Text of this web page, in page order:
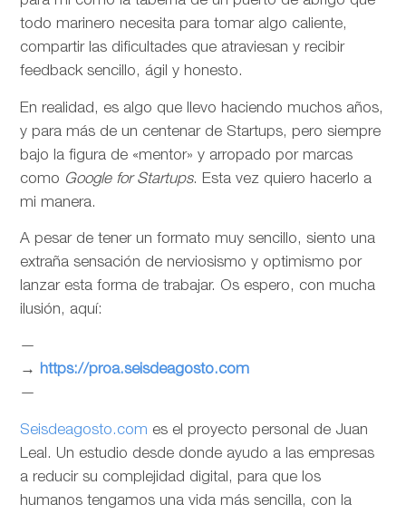
todo marinero necesita para tomar algo caliente,
compartir las dificultades que atraviesan y recibir
feedback sencillo, ágil y honesto.
En realidad, es algo que llevo haciendo muchos años,
y para más de un centenar de Startups, pero siempre
bajo la figura de «mentor» y arropado por marcas
como Google for Startups. Esta vez quiero hacerlo a
mi manera.
A pesar de tener un formato muy sencillo, siento una
extraña sensación de nerviosismo y optimismo por
lanzar esta forma de trabajar. Os espero, con mucha
ilusión, aquí:
—
→ https://proa.seisdeagosto.com
—
Seisdeagosto.com es el proyecto personal de Juan
Leal. Un estudio desde donde ayudo a las empresas
a reducir su complejidad digital, para que los
humanos tengamos una vida más sencilla, con la